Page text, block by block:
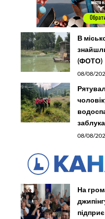
В
(ФОТО)
08/08/
08/08/
На